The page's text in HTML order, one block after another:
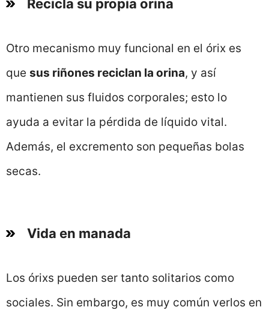
Recicla su propia orina
Otro mecanismo muy funcional en el órix es
que sus riñones reciclan la orina, y así
mantienen sus fluidos corporales; esto lo
ayuda a evitar la pérdida de líquido vital.
Además, el excremento son pequeñas bolas
secas.
Vida en manada
Los órixs pueden ser tanto solitarios como
sociales. Sin embargo, es muy común verlos en